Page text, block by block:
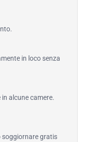
in loco senza
alcune camere.
soggiornare gratis